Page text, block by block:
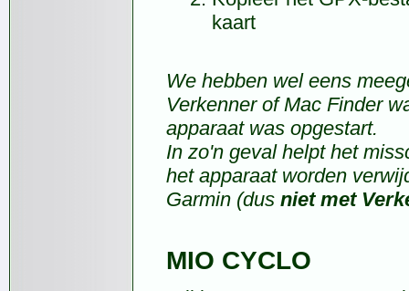
kaart
We hebben wel eens
Verkenner of Mac Finder
apparaat was opgestart.
In zo'n geval helpt het
het apparaat worden
Garmin (dus niet met
MIO CYCLO